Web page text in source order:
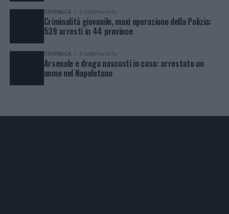
CRONACA 3 settimane fa
Criminalità giovanile, maxi operazione della Polizia:
539 arresti in 44 province
CRONACA 3 settimane fa
Arsenale e droga nascosti in casa: arrestato un
uomo nel Napoletano